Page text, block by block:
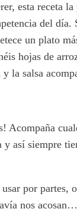
esta receta
del día.
un plato
hojas de
la salsa
Acompaña
así siempre
por partes,
nos acosan…